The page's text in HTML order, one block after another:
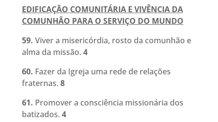
EDIFICAÇÃO COMUNITÁRIA E VIVÊNCIA DA
COMUNHÃO PARA O SERVIÇO DO MUNDO
59. Viver a misericórdia, rosto da comunhão e
alma da missão. 4
60. Fazer da Igreja uma rede de relações
fraternas. 8
61. Promover a consciência missionária dos
batizados. 4